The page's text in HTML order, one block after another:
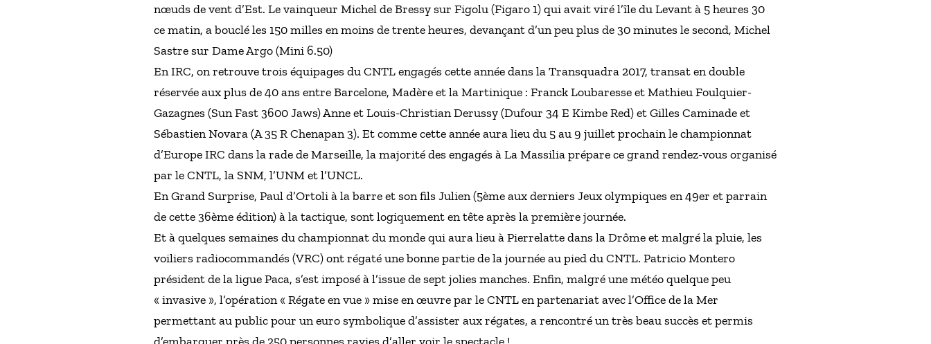
nœuds de vent d’Est. Le vainqueur Michel de Bressy sur Figolu (Figaro 1) qui avait viré l’île du Levant à 5 heures 30
ce matin, a bouclé les 150 milles en moins de trente heures, devançant d’un peu plus de 30 minutes le second, Michel
Sastre sur Dame Argo (Mini 6.50)
En IRC, on retrouve trois équipages du CNTL engagés cette année dans la Transquadra 2017, transat en double
réservée aux plus de 40 ans entre Barcelone, Madère et la Martinique : Franck Loubaresse et Mathieu Foulquier-
Gazagnes (Sun Fast 3600 Jaws) Anne et Louis-Christian Derussy (Dufour 34 E Kimbe Red) et Gilles Caminade et
Sébastien Novara (A 35 R Chenapan 3). Et comme cette année aura lieu du 5 au 9 juillet prochain le championnat
d’Europe IRC dans la rade de Marseille, la majorité des engagés à La Massilia prépare ce grand rendez-vous organisé
par le CNTL, la SNM, l’UNM et l’UNCL.
En Grand Surprise, Paul d’Ortoli à la barre et son fils Julien (5ème aux derniers Jeux olympiques en 49er et parrain
de cette 36ème édition) à la tactique, sont logiquement en tête après la première journée.
Et à quelques semaines du championnat du monde qui aura lieu à Pierrelatte dans la Drôme et malgré la pluie, les
voiliers radiocommandés (VRC) ont régaté une bonne partie de la journée au pied du CNTL. Patricio Montero
président de la ligue Paca, s’est imposé à l’issue de sept jolies manches. Enfin, malgré une météo quelque peu
« invasive », l’opération « Régate en vue » mise en œuvre par le CNTL en partenariat avec l’Office de la Mer
permettant au public pour un euro symbolique d’assister aux régates, a rencontré un très beau succès et permis